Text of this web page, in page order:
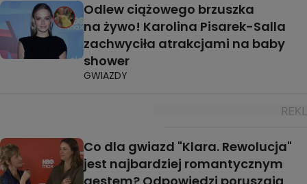
Odlew ciążowego brzuszka
na żywo! Karolina Pisarek-Salla
zachwyciła atrakcjami na baby
shower
GWIAZDY
Co dla gwiazd "Klara. Rewolucja"
jest najbardziej romantycznym